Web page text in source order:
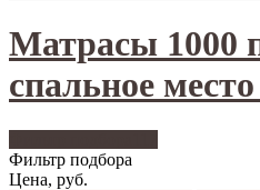
Матрасы 1000
спальное
Фильтр подбора
Цена, руб.